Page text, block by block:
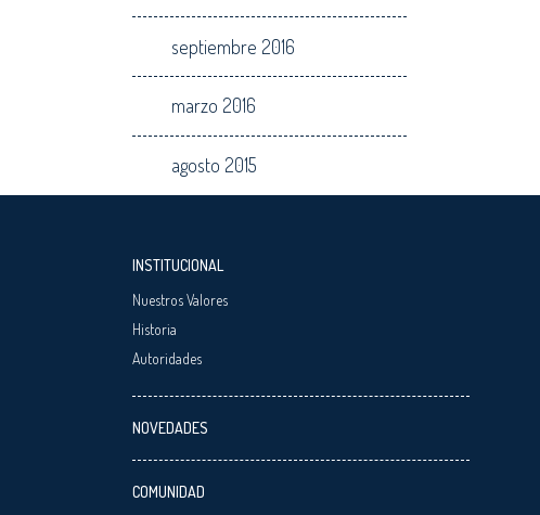
septiembre 2016
marzo 2016
agosto 2015
INSTITUCIONAL
Nuestros Valores
Historia
Autoridades
NOVEDADES
COMUNIDAD